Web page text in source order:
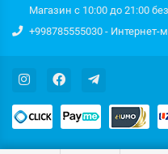
Магазин с 10:00 до 21:00
+998785555030 - Интернет-